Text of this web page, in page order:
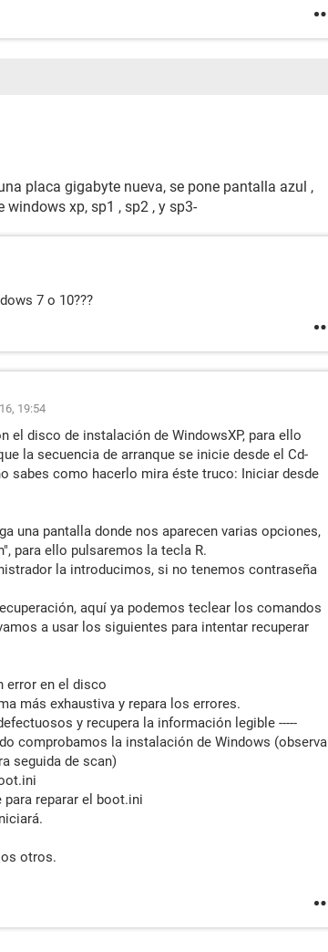
placa gigabyte nueva, se pone pantalla azul ,
windows xp, sp1 , sp2 , y sp3-
7 o 10???
19:54
el disco de instalación de WindowsXP, para ello
la secuencia de arranque se inicie desde el Cd-
sabes como hacerlo mira éste truco: Iniciar desde
una pantalla donde nos aparecen varias opciones,
para ello pulsaremos la tecla R.
la introducimos, si no tenemos contraseña
aquí ya podemos teclear los comandos
a usar los siguientes para intentar recuperar
error en el disco
más exhaustiva y repara los errores.
y recupera la información legible -----
comprobamos la instalación de Windows (observa
seguida de scan)
reparar el boot.ini
otros.